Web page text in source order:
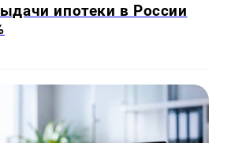
ипотеки в России